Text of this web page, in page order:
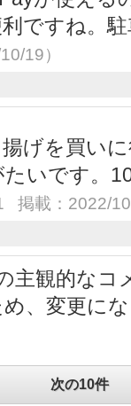
ですね。
19）
げを買い
いです。
掲載：2022/
主観的なコ
、変更に
次の10件